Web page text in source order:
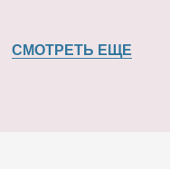
СМОТРЕТЬ ЕЩЕ